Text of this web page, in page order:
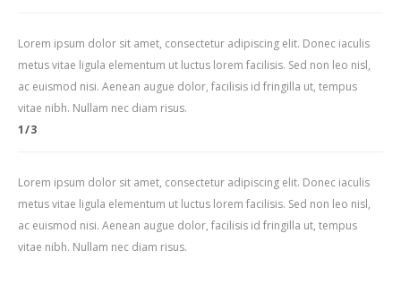
Lorem ipsum dolor sit amet, consectetur adipiscing elit. Donec iaculis
metus vitae ligula elementum ut luctus lorem facilisis. Sed non leo nisl,
ac euismod nisi. Aenean augue dolor, facilisis id fringilla ut, tempus
vitae nibh. Nullam nec diam risus.
1/3
Lorem ipsum dolor sit amet, consectetur adipiscing elit. Donec iaculis
metus vitae ligula elementum ut luctus lorem facilisis. Sed non leo nisl,
ac euismod nisi. Aenean augue dolor, facilisis id fringilla ut, tempus
vitae nibh. Nullam nec diam risus.